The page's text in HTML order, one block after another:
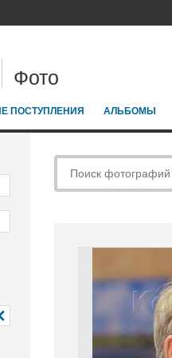
Фото
ПОСТУПЛЕНИЯ АЛЬБОМЫ